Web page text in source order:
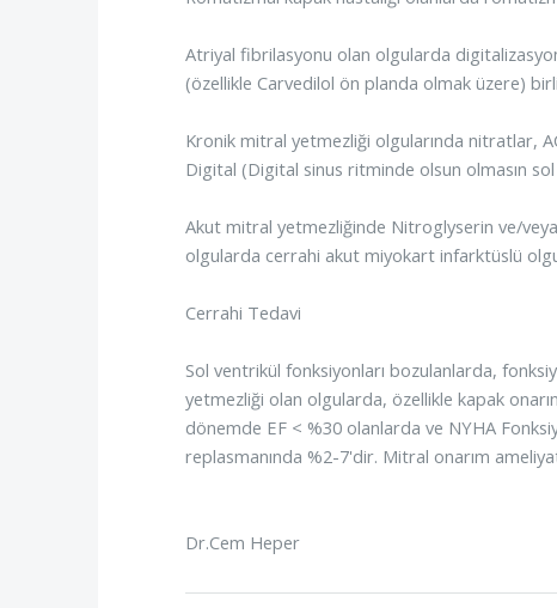
Atriyal fibrilasyonu olan olgularda
(özellikle Carvedilol ön planda olmak üzere)
Kronik mitral yetmezliği olgularında nitratlar,
Digital (Digital sinus ritminde olsun olmasın
Akut mitral yetmezliğinde Nitroglyserin ve/
olgularda cerrahi akut miyokart infarktüslü
Cerrahi Tedavi
Sol ventrikül fonksiyonları bozulanlarda,
yetmezliği olan olgularda, özellikle kapak
dönemde EF < %30 olanlarda ve NYHA
replasmanında %2-7'dir. Mitral onarım
Dr.Cem Heper